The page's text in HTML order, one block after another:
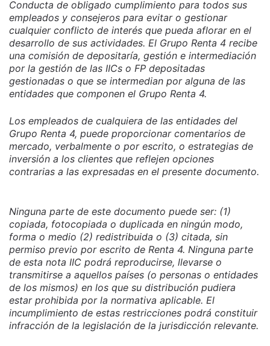
Conducta de obligado cumplimiento para todos sus
empleados y consejeros para evitar o gestionar
cualquier conflicto de interés que pueda aflorar en el
desarrollo de sus actividades. El Grupo Renta 4 recibe
una comisión de depositaría, gestión e intermediación
por la gestión de las IICs o FP depositadas
gestionadas o que se intermedian por alguna de las
entidades que componen el Grupo Renta 4.
Los empleados de cualquiera de las entidades del
Grupo Renta 4, puede proporcionar comentarios de
mercado, verbalmente o por escrito, o estrategias de
inversión a los clientes que reflejen opciones
contrarias a las expresadas en el presente documento.
Ninguna parte de este documento puede ser: (1)
copiada, fotocopiada o duplicada en ningún modo,
forma o medio (2) redistribuida o (3) citada, sin
permiso previo por escrito de Renta 4. Ninguna parte
de esta nota IIC podrá reproducirse, llevarse o
transmitirse a aquellos países (o personas o entidades
de los mismos) en los que su distribución pudiera
estar prohibida por la normativa aplicable. El
incumplimiento de estas restricciones podrá constituir
infracción de la legislación de la jurisdicción relevante.